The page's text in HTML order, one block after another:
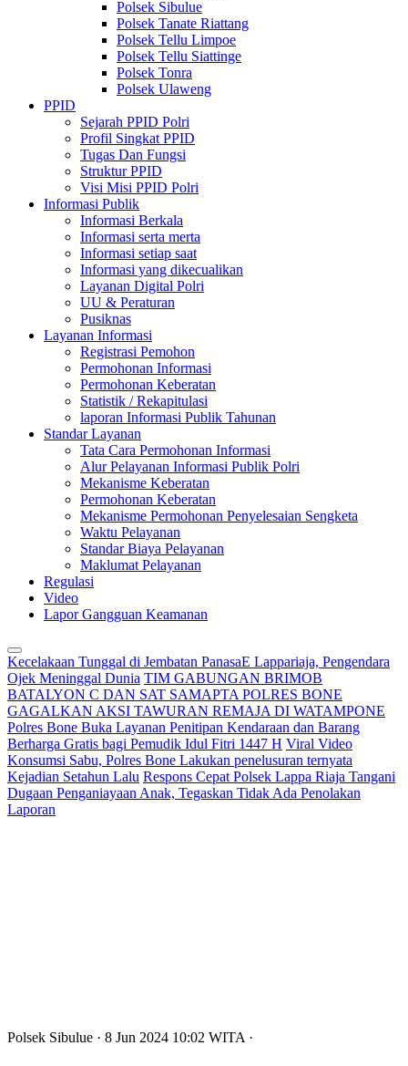
Polsek Sibulue
Polsek Tanate Riattang
Polsek Tellu Limpoe
Polsek Tellu Siattinge
Polsek Tonra
Polsek Ulaweng
PPID
Sejarah PPID Polri
Profil Singkat PPID
Tugas Dan Fungsi
Struktur PPID
Visi Misi PPID Polri
Informasi Publik
Informasi Berkala
Informasi serta merta
Informasi setiap saat
Informasi yang dikecualikan
Layanan Digital Polri
UU & Peraturan
Pusiknas
Layanan Informasi
Registrasi Pemohon
Permohonan Informasi
Permohonan Keberatan
Statistik / Rekapitulasi
laporan Informasi Publik Tahunan
Standar Layanan
Tata Cara Permohonan Informasi
Alur Pelayanan Informasi Publik Polri
Mekanisme Keberatan
Permohonan Keberatan
Mekanisme Permohonan Penyelesaian Sengketa
Waktu Pelayanan
Standar Biaya Pelayanan
Maklumat Pelayanan
Regulasi
Video
Lapor Gangguan Keamanan
Kecelakaan Tunggal di Jembatan PanasaE Lappariaja, Pengendara
Ojek Meninggal Dunia TIM GABUNGAN BRIMOB
BATALYON C DAN SAT SAMAPTA POLRES BONE
GAGALKAN AKSI TAWURAN REMAJA DI WATAMPONE
Polres Bone Buka Layanan Penitipan Kendaraan dan Barang
Berharga Gratis bagi Pemudik Idul Fitri 1447 H Viral Video
Konsumsi Sabu, Polres Bone Lakukan penelusuran ternyata
Kejadian Setahun Lalu Respons Cepat Polsek Lappa Riaja Tangani
Dugaan Penganiayaan Anak, Tegaskan Tidak Ada Penolakan
Laporan
Polsek Sibulue · 8 Jun 2024 10:02 WITA ·